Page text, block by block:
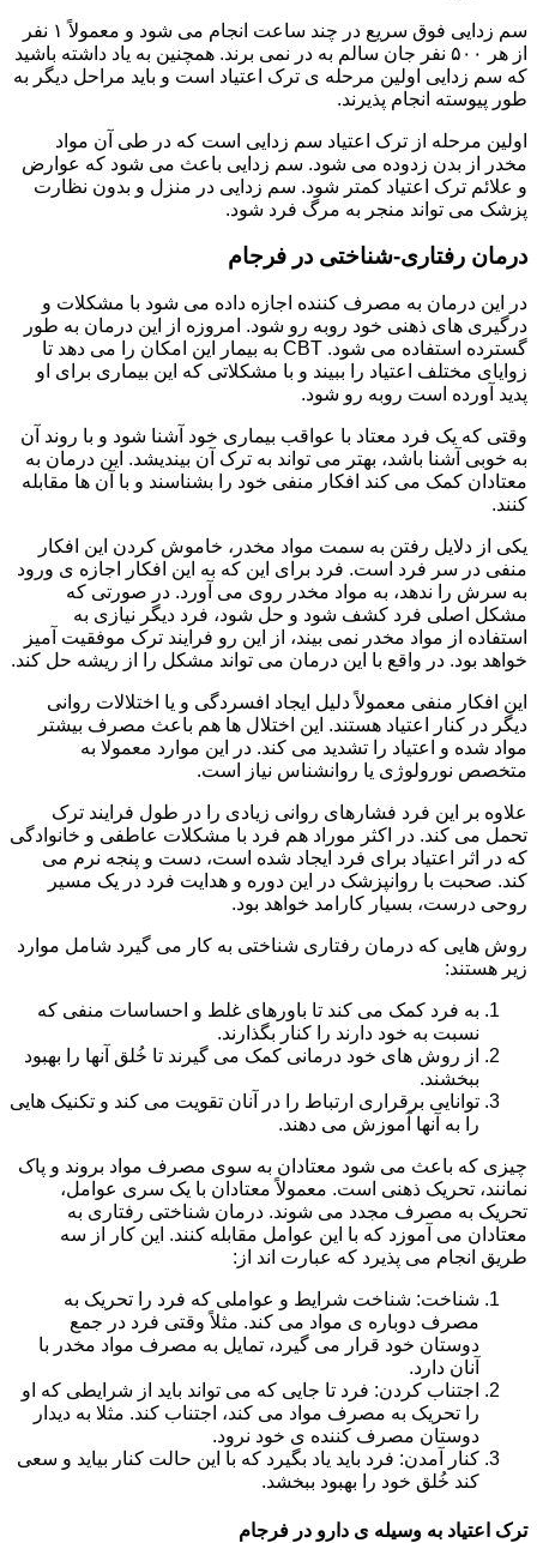
سم زدایی فوق سریع در چند ساعت انجام می شود و معمولاً ۱ نفر
از هر ۵۰۰ نفر جان سالم به در نمی برند. همچنین به یاد داشته باشید
که سم زدایی اولین مرحله ی ترک اعتیاد است و باید مراحل دیگر به
طور پیوسته انجام پذیرند.
اولین مرحله از ترک اعتیاد سم زدایی است که در طی آن مواد
مخدر از بدن زدوده می شود. سم زدایی باعث می شود که عوارض
و علائم ترک اعتیاد کمتر شود. سم زدایی در منزل و بدون نظارت
پزشک می تواند منجر به مرگ فرد شود.
درمان رفتاری-شناختی در فرجام
در این درمان به مصرف کننده اجازه داده می شود با مشکلات و
درگیری های ذهنی خود روبه رو شود. امروزه از این درمان به طور
گسترده استفاده می شود. CBT به بیمار این امکان را می دهد تا
زوایای مختلف اعتیاد را ببیند و با مشکلاتی که این بیماری برای او
پدید آورده است روبه رو شود.
وقتی که یک فرد معتاد با عواقب بیماری خود آشنا شود و با روند آن
به خوبی آشنا باشد، بهتر می تواند به ترک آن بیندیشد. این درمان به
معتادان کمک می کند افکار منفی خود را بشناسند و با آن ها مقابله
کنند.
یکی از دلایل رفتن به سمت مواد مخدر، خاموش کردن این افکار
منفی در سر فرد است. فرد برای این که به این افکار اجازه ی ورود
به سرش را ندهد، به مواد مخدر روی می آورد. در صورتی که
مشکل اصلی فرد کشف شود و حل شود، فرد دیگر نیازی به
استفاده از مواد مخدر نمی بیند، از این رو فرایند ترک موفقیت آمیز
خواهد بود. در واقع با این درمان می تواند مشکل را از ریشه حل کند.
این افکار منفی معمولاً دلیل ایجاد افسردگی و یا اختلالات روانی
دیگر در کنار اعتیاد هستند. این اختلال ها هم باعث مصرف بیشتر
مواد شده و اعتیاد را تشدید می کند. در این موارد معمولا به
متخصص نورولوژی یا روانشناس نیاز است.
علاوه بر این فرد فشارهای روانی زیادی را در طول فرایند ترک
تحمل می کند. در اکثر موراد هم فرد با مشکلات عاطفی و خانوادگی
که در اثر اعتیاد برای فرد ایجاد شده است، دست و پنجه نرم می
کند. صحبت با روانپزشک در این دوره و هدایت فرد در یک مسیر
روحی درست، بسیار کارامد خواهد بود.
روش هایی که درمان رفتاری شناختی به کار می گیرد شامل موارد
زیر هستند:
به فرد کمک می کند تا باورهای غلط و احساسات منفی که
نسبت به خود دارند را کنار بگذارند.
از روش های خود درمانی کمک می گیرند تا خُلق آنها را بهبود
ببخشند.
توانایی برقراری ارتباط را در آنان تقویت می کند و تکنیک هایی
را به آنها آموزش می دهند.
چیزی که باعث می شود معتادان به سوی مصرف مواد بروند و پاک
نمانند، تحریک ذهنی است. معمولاً معتادان با یک سری عوامل،
تحریک به مصرف مجدد می شوند. درمان شناختی رفتاری به
معتادان می آموزد که با این عوامل مقابله کنند. این کار از سه
طریق انجام می پذیرد که عبارت اند از:
شناخت: شناخت شرایط و عواملی که فرد را تحریک به
مصرف دوباره ی مواد می کند. مثلاً وقتی فرد در جمع
دوستان خود قرار می گیرد، تمایل به مصرف مواد مخدر با
آنان دارد.
اجتناب کردن: فرد تا جایی که می تواند باید از شرایطی که او
را تحریک به مصرف مواد می کند، اجتناب کند. مثلا به دیدار
دوستان مصرف کننده ی خود نرود.
کنار آمدن: فرد باید یاد بگیرد که با این حالت کنار بیاید و سعی
کند خُلق خود را بهبود ببخشد.
ترک اعتیاد به وسیله ی دارو در فرجام